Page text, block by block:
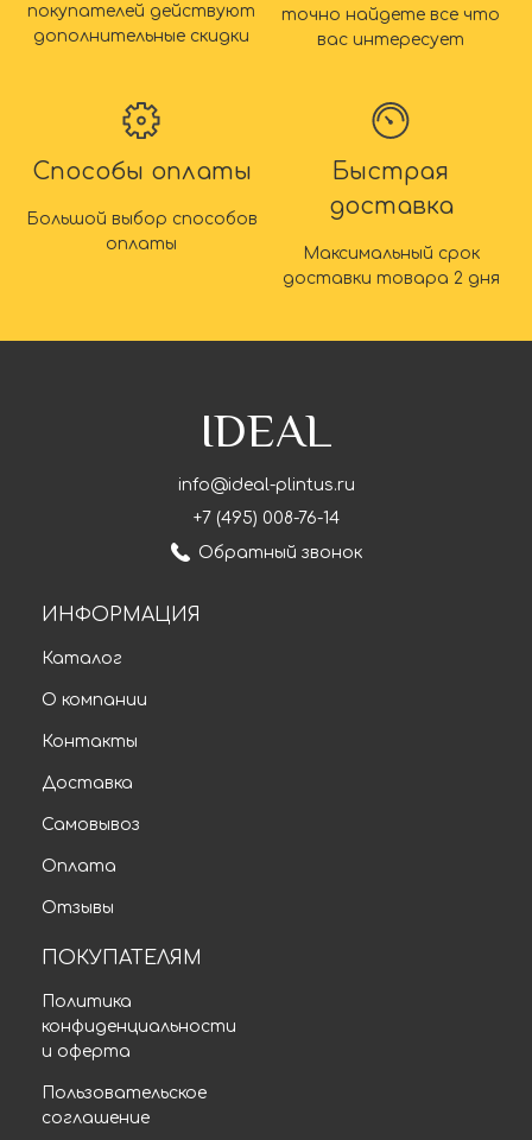
покупателей действуют
дополнительные скидки
точно найдете все что
вас интересует
Способы оплаты
Большой выбор способов
оплаты
Быстрая
доставка
Максимальный срок
доставки товара 2 дня
IDEAL
info@ideal-plintus.ru
+7 (495) 008-76-14
Обратный звонок
ИНФОРМАЦИЯ
Каталог
О компании
Контакты
Доставка
Самовывоз
Оплата
Отзывы
ПОКУПАТЕЛЯМ
Политика
конфиденциальности
и оферта
Пользовательское
соглашение